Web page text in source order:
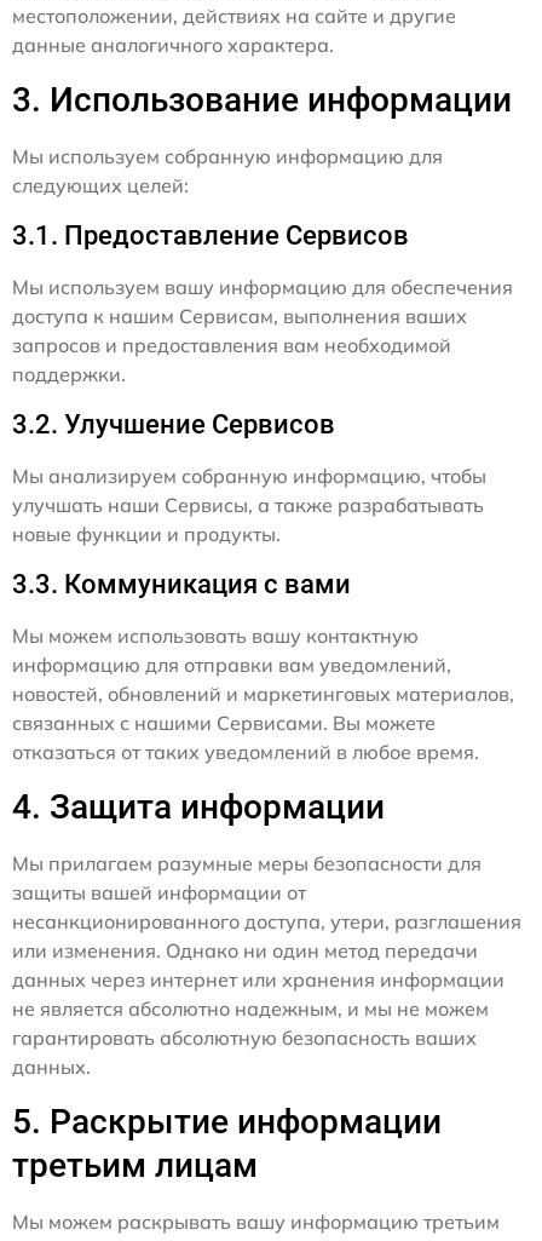
местоположении, действиях на сайте и другие
данные аналогичного характера.
3. Использование информации
Мы используем собранную информацию для
следующих целей:
3.1. Предоставление Сервисов
Мы используем вашу информацию для обеспечения
доступа к нашим Сервисам, выполнения ваших
запросов и предоставления вам необходимой
поддержки.
3.2. Улучшение Сервисов
Мы анализируем собранную информацию, чтобы
улучшать наши Сервисы, а также разрабатывать
новые функции и продукты.
3.3. Коммуникация с вами
Мы можем использовать вашу контактную
информацию для отправки вам уведомлений,
новостей, обновлений и маркетинговых материалов,
связанных с нашими Сервисами. Вы можете
отказаться от таких уведомлений в любое время.
4. Защита информации
Мы прилагаем разумные меры безопасности для
защиты вашей информации от
несанкционированного доступа, утери, разглашения
или изменения. Однако ни один метод передачи
данных через интернет или хранения информации
не является абсолютно надежным, и мы не можем
гарантировать абсолютную безопасность ваших
данных.
5. Раскрытие информации
третьим лицам
Мы можем раскрывать вашу информацию третьим